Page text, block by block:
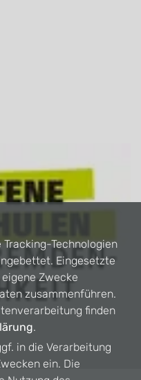
Technologien
Eingesetzte
Zwecke
zusammenführen.
finden
.
in die Verarbeitung
ein. Die